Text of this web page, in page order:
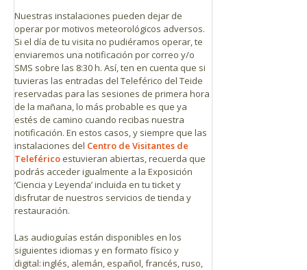
Nuestras instalaciones pueden dejar de
operar por motivos meteorológicos adversos.
Si el día de tu visita no pudiéramos operar, te
enviaremos una notificación por correo y/o
SMS sobre las 8:30 h. Así, ten en cuenta que si
tuvieras las entradas del Teleférico del Teide
reservadas para las sesiones de primera hora
de la mañana, lo más probable es que ya
estés de camino cuando recibas nuestra
notificación. En estos casos, y siempre que las
instalaciones del Centro de Visitantes de
Teleférico estuvieran abiertas, recuerda que
podrás acceder igualmente a la Exposición
‘Ciencia y Leyenda’ incluida en tu ticket y
disfrutar de nuestros servicios de tienda y
restauración.
Las audioguías están disponibles en los
siguientes idiomas y en formato físico y
digital: inglés, alemán, español, francés, ruso,